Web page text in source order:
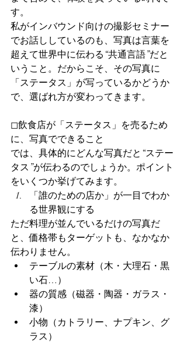
す。
私がインバウンド向けの撮影セミナー
でお話ししているのも、写真は言葉を
超えて世界中に伝わる“共通言語”だと
いうこと。だからこそ、その写真に
「ステータス」が写っているかどうか
で、選ばれ方が変わってきます。
◻︎飲食店が「ステータス」を売るため
に、写真でできること
では、具体的にどんな写真だと“ステー
タス”が伝わるのでしょうか。ポイント
をいくつか挙げてみます。
「誰のための店か」が一目でわか
る世界観にする
ただ料理が並んでいるだけの写真だ
と、価格帯もターゲットも、なかなか
伝わりません。
テーブルの素材（木・大理石・黒
い石…）
器の質感（磁器・陶器・ガラス・
漆）
小物（カトラリー、ナプキン、グ
ラス）